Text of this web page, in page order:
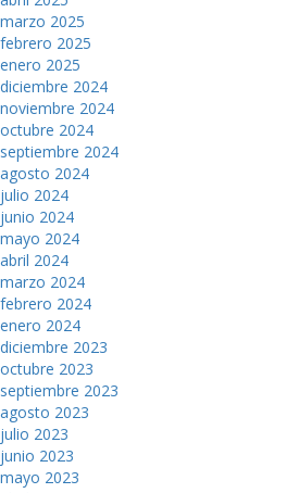
marzo 2025
febrero 2025
enero 2025
diciembre 2024
noviembre 2024
octubre 2024
septiembre 2024
agosto 2024
julio 2024
junio 2024
mayo 2024
abril 2024
marzo 2024
febrero 2024
enero 2024
diciembre 2023
octubre 2023
septiembre 2023
agosto 2023
julio 2023
junio 2023
mayo 2023